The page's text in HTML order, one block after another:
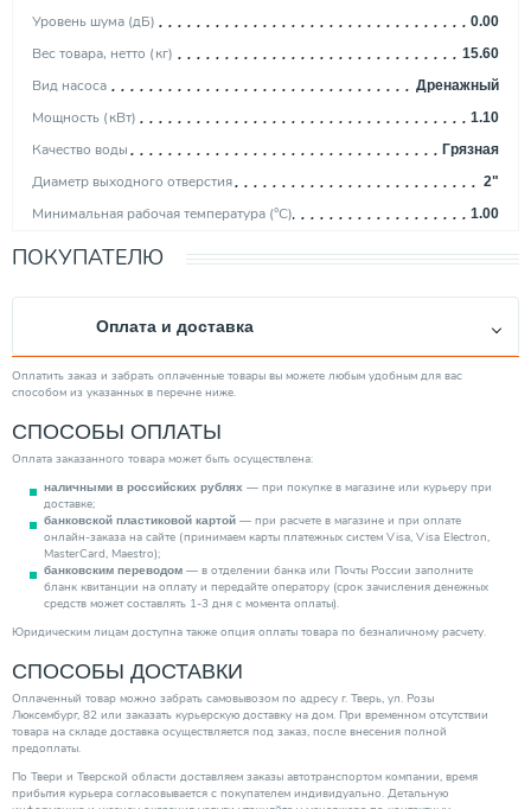
Уровень шума (дБ) 0.00
Вес товара, нетто (кг) 15.60
Вид насоса Дренажный
Мощность (кВт) 1.10
Качество воды Грязная
Диаметр выходного отверстия 2"
Минимальная рабочая температура (°С) 1.00
Механизм насоса
Защита сухого хода
Тип вход. напряжения
Повышение давления
Тип эжектора
Производитель
Максим. напор (м) 12.00
Страна производитель Дания
Глубина погружения/всасывания (м)
Высота (мм) 241.00
Объем гидробака (л)
Категория
ПОКУПАТЕЛЮ
Оплата и доставка
Оплатить заказ и забрать оплаченные товары вы можете любым удобным для вас
способом из указанных в перечне ниже.
СПОСОБЫ ОПЛАТЫ
Оплата заказанного товара может быть осуществлена:
наличными в российских рублях — при покупке в магазине или курьеру при
доставке;
банковской пластиковой картой — при расчете в магазине и при оплате
онлайн-заказа на сайте (принимаем карты платежных систем Visa, Visa Electron,
MasterCard, Maestro);
банковским переводом — в отделении банка или Почты России заполните
бланк квитанции на оплату и передайте оператору (срок зачисления денежных
средств может составлять 1-3 дня с момента оплаты).
Юридическим лицам доступна также опция оплаты товара по безналичному расчету.
СПОСОБЫ ДОСТАВКИ
Оплаченный товар можно забрать самовывозом по адресу г. Тверь, ул. Розы
Люксембург, 82 или заказать курьерскую доставку на дом. При временном отсутствии
товара на складе доставка осуществляется под заказ, после внесения полной
предоплаты.
По Твери и Тверской области доставляем заказы автотранспортом компании, время
прибытия курьера согласовывается с покупателем индивидуально. Детальную